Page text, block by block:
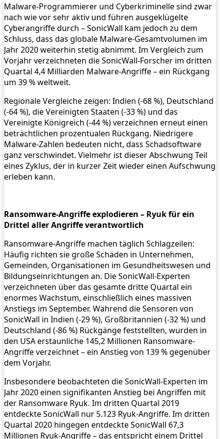
Malware-Programmierer und Cyberkriminelle sind zwar
nach wie vor sehr aktiv und führen ausgeklügelte
Cyberangriffe durch – SonicWall kam jedoch zu dem
Schluss, dass das globale Malware-Gesamtvolumen im
Jahr 2020 weiterhin stetig abnimmt. Im Vergleich zum
Vorjahr verzeichneten die SonicWall-Forscher im dritten
Quartal 4,4 Milliarden Malware-Angriffe – ein Rückgang
um 39 % weltweit.
Regionale Vergleiche zeigen: Indien (-68 %), Deutschland
(-64 %), die Vereinigten Staaten (-33 %) und das
Vereinigte Königreich (-44 %) verzeichnen erneut einen
beträchtlichen prozentualen Rückgang. Niedrigere
Malware-Zahlen bedeuten nicht, dass Schadsoftware
ganz verschwindet. Vielmehr ist dieser Abschwung Teil
eines Zyklus, der in kurzer Zeit wieder einen Aufschwung
erleben kann.
Ransomware-Angriffe explodieren – Ryuk für ein
Drittel aller Angriffe verantwortlich
Ransomware-Angriffe machen täglich Schlagzeilen:
Häufig richten sie große Schäden in Unternehmen,
Gemeinden, Organisationen im Gesundheitswesen und
Bildungseinrichtungen an. Die SonicWall-Experten
verzeichneten über das gesamte dritte Quartal ein
enormes Wachstum, einschließlich eines massiven
Anstiegs im September. Während die Sensoren von
SonicWall in Indien (-29 %), Großbritannien (-32 %) und
Deutschland (-86 %) Rückgänge feststellten, wurden in
den USA erstaunliche 145,2 Millionen Ransomware-
Angriffe verzeichnet – ein Anstieg von 139 % gegenüber
dem Vorjahr.
Insbesondere beobachteten die SonicWall-Experten im
Jahr 2020 einen signifikanten Anstieg bei Angriffen mit
der Ransomware Ryuk. Im dritten Quartal 2019
entdeckte SonicWall nur 5.123 Ryuk-Angriffe. Im dritten
Quartal 2020 hingegen entdeckte SonicWall 67,3
Millionen Ryuk-Angriffe – das entspricht einem Drittel